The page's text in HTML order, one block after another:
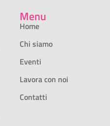
Menu
Home
Chi siamo
Eventi
Lavora con noi
Contatti